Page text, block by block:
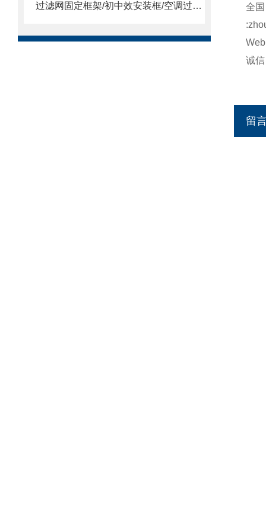
过滤网固定框架/初中效安装框/空调过滤网安装框
全
诚
留